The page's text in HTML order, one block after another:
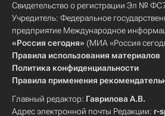
Свидетельство о регистрации Эл №
Учредитель: Федеральное
предприятие Международное
«Россия сегодня» (МИА «Россия
Правила использования материалов
Политика конфиденциальности
Правила применения
Главный редактор: Гаврилова А.В.
Адрес электронной почты Редакции: r-